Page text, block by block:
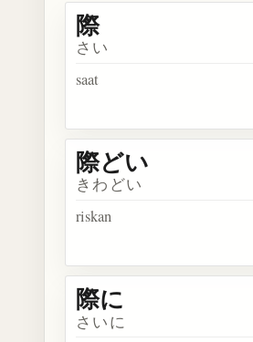
際
さい
saat
際どい
きわどい
riskan
際に
さいに